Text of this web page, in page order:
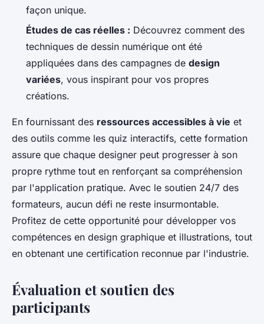
façon unique.
Études de cas réelles : Découvrez comment des
techniques de dessin numérique ont été
appliquées dans des campagnes de design
variées, vous inspirant pour vos propres
créations.
En fournissant des ressources accessibles à vie et
des outils comme les quiz interactifs, cette formation
assure que chaque designer peut progresser à son
propre rythme tout en renforçant sa compréhension
par l'application pratique. Avec le soutien 24/7 des
formateurs, aucun défi ne reste insurmontable.
Profitez de cette opportunité pour développer vos
compétences en design graphique et illustrations, tout
en obtenant une certification reconnue par l'industrie.
Évaluation et soutien des
participants